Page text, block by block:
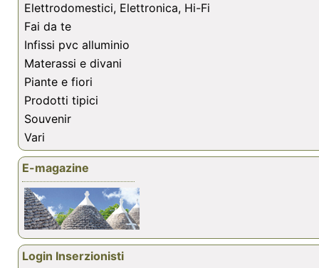
Elettrodomestici, Elettronica, Hi-Fi
Fai da te
Infissi pvc alluminio
Materassi e divani
Piante e fiori
Prodotti tipici
Souvenir
Vari
E-magazine
Login Inserzionisti